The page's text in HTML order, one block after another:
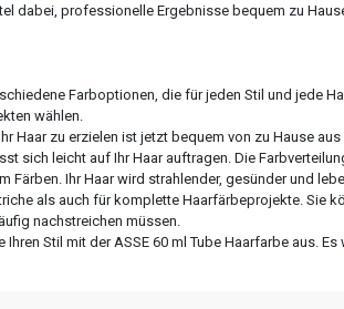
dabei, professionelle Ergebnisse bequem zu
Farboptionen, die für jeden Stil und jede
wählen.
Haar zu erzielen ist jetzt bequem von zu Hause
sich leicht auf Ihr Haar auftragen. Die
Färben. Ihr Haar wird strahlender, gesünder und
als auch für komplette Haarfärbeprojekte. Sie
nachstreichen müssen.
Stil mit der ASSE 60 ml Tube Haarfarbe aus.